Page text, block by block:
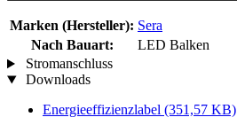
Marken (Hersteller): Sera
Nach Bauart:
LED Balken
Stromanschluss
Downloads
Energieeffizienzlabel (351,57 KB)